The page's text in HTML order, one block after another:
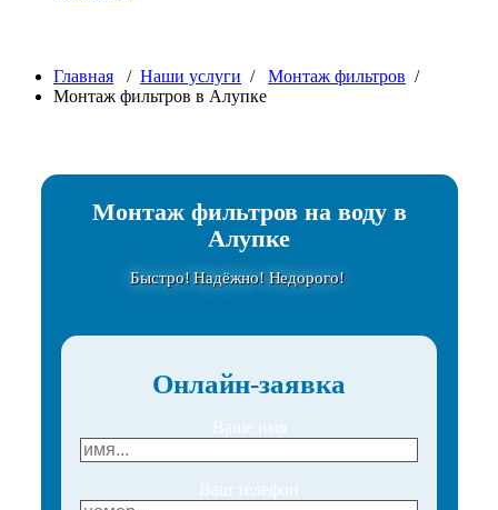
Главная / Наши услуги / Монтаж фильтров /
Монтаж фильтров в Алупке
Монтаж фильтров на воду в
Алупке
Быстро! Надёжно! Недорого!
Онлайн-заявка
Ваше имя
Ваш телефон